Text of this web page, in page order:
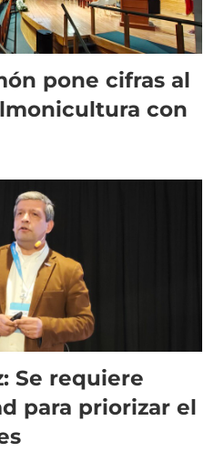
pone cifras al
con
Se requiere
para priorizar el